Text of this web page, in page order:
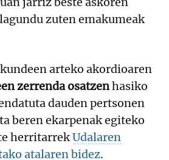
zuten emakumeak
arteko akordioaren
zerrenda osatzenhasiko
dauden pertsonen
beren ekarpenak egiteko
herritarrekUdalaren
atalaren bidez.